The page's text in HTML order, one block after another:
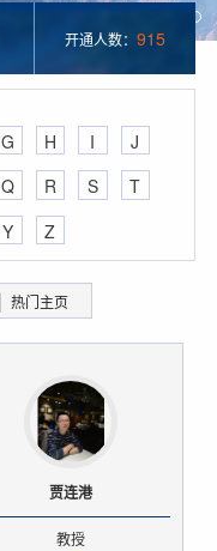
开通人数： 915
G H I
J
Q R S
T
Y Z
热门主页
贾连港
教授